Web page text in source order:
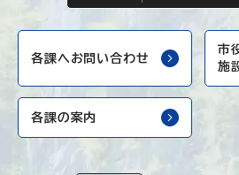
各課へお問い合わせ
市
施
各課の案内